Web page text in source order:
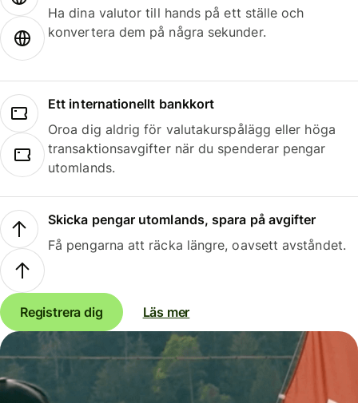
Ha dina valutor till hands på ett ställe och
konvertera dem på några sekunder.
Ett internationellt bankkort
Oroa dig aldrig för valutakurspålägg eller höga
transaktionsavgifter när du spenderar pengar
utomlands.
Skicka pengar utomlands, spara på avgifter
Få pengarna att räcka längre, oavsett avståndet.
Registrera dig Läs mer